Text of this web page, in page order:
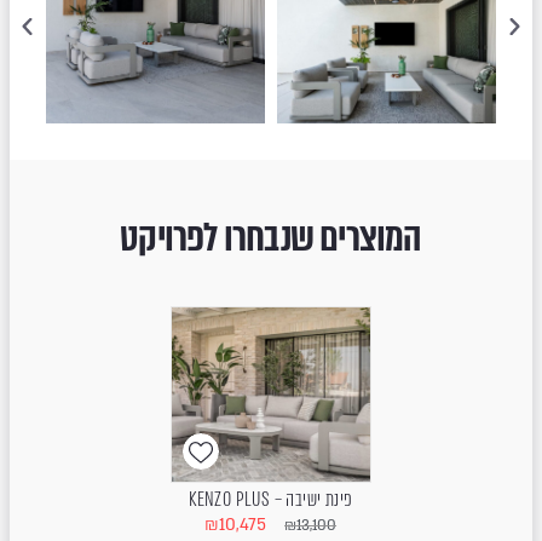
המוצרים שנבחרו לפרויקט
פינת ישיבה – KENZO PLUS
₪13,100
₪10,475